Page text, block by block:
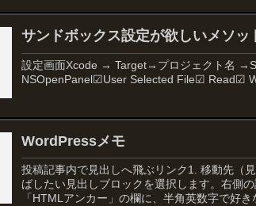
サンドボックス設定が欲しいメソッ
設定画面Xcode → Target→プロジェクト名
NSOpenPanel☑User Selected File☑ Read☑
WordPressメモ
投稿記事内で見出しへ飛ぶリンク1. 移動先（
ばしたい見出しブロックを選択します。右側
「HTMLアンカー」の欄に、半角英数字で好き